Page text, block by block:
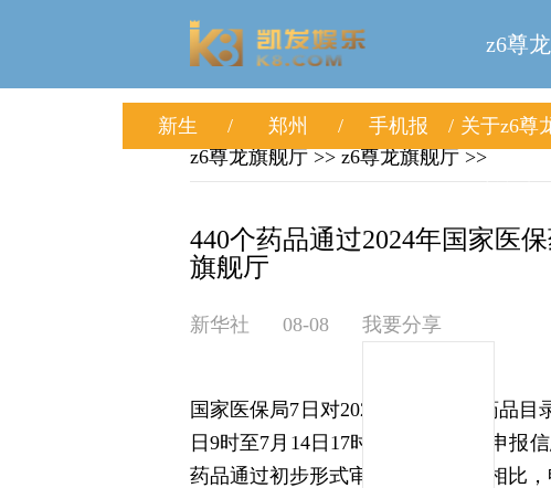
z6尊
舰厅
新生 郑州 手机报 关于z6尊
z6尊龙旗舰厅 >> z6尊龙旗舰厅 >>
440个药品通过2024年国家医
旗舰厅
新华社 08-08 我要分享
国家医保局7日对2024年国家医保药品
日9时至7月14日17时，共收到企业申报
药品通过初步形式审查。与2023年相比